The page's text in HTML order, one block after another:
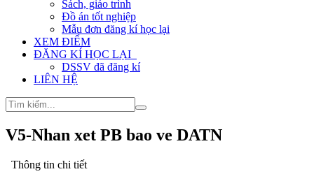
Sách, giáo trình
Đồ án tốt nghiệp
Mẫu đơn đăng kí học lại
XEM ĐIỂM
ĐĂNG KÍ HỌC LẠI
DSSV đã đăng kí
LIÊN HỆ
V5-Nhan xet PB bao ve DATN
Thông tin chi tiết